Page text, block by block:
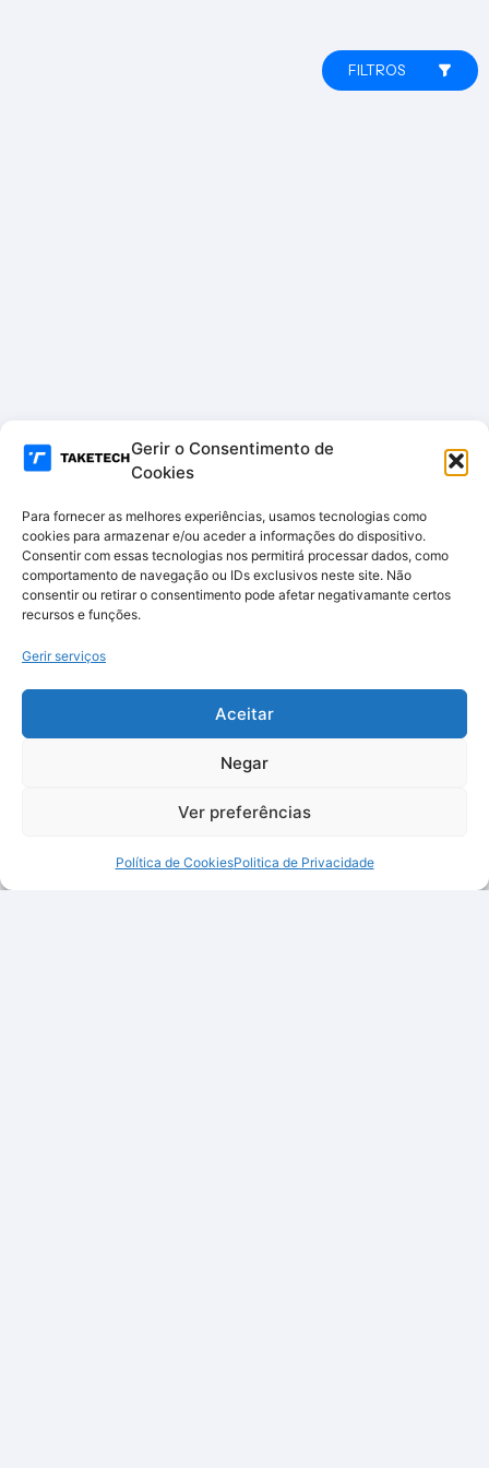
Gerir o Consentimento de
Cookies
Para fornecer as melhores experiências, usamos tecnologias como
cookies para armazenar e/ou aceder a informações do dispositivo.
Consentir com essas tecnologias nos permitirá processar dados, como
comportamento de navegação ou IDs exclusivos neste site. Não
consentir ou retirar o consentimento pode afetar negativamante certos
recursos e funções.
Gerir serviços
Aceitar
Negar
Ver preferências
Política de CookiesPolitica de Privacidade
FILTROS